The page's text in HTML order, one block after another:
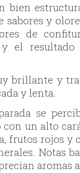
bien
sabores y
de
el
brillante y
y lenta.
se
con un alto
frutos rojos y
Notas
aromas